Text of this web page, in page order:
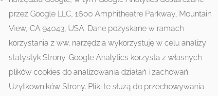
przez Google LLC, 1600 Amphitheatre Parkway, Mountain
View, CA 94043, USA. Dane pozyskane w ramach
korzystania z ww. narzędzia wykorzystuję w celu analizy
statystyk Strony. Google Analytics korzysta z własnych
plików cookies do analizowania działań i zachowań
Użytkowników Strony. Pliki te służą do przechowywania